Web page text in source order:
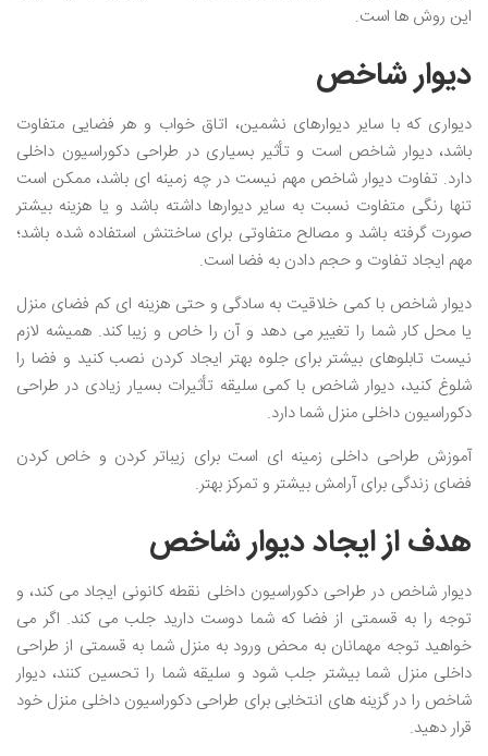
این روش ها است.
دیوار شاخص
دیواری که با سایر دیوارهای نشمین، اتاق خواب و هر فضایی متفاوت
باشد، دیوار شاخص است و تأثیر بسیاری در طراحی دکوراسیون داخلی
دارد. تفاوت دیوار شاخص مهم نیست در چه زمینه ای باشد، ممکن است
تنها رنگی متفاوت نسبت به سایر دیوارها داشته باشد و یا هزینه بیشتر
صورت گرفته باشد و مصالح متفاوتی برای ساختنش استفاده شده باشد؛
مهم ایجاد تفاوت و حجم دادن به فضا است.
دیوار شاخص با کمی خلاقیت به سادگی و حتی هزینه ای کم فضای منزل
یا محل کار شما را تغییر می دهد و آن را خاص و زیبا کند. همیشه لازم
نیست تابلوهای بیشتر برای جلوه بهتر ایجاد کردن نصب کنید و فضا را
شلوغ کنید، دیوار شاخص با کمی سلیقه تأثیرات بسیار زیادی در طراحی
دکوراسیون داخلی منزل شما دارد.
آموزش طراحی داخلی زمینه ای است برای زیباتر کردن و خاص کردن
فضای زندگی برای آرامش بیشتر و تمرکز بهتر.
هدف از ایجاد دیوار شاخص
دیوار شاخص در طراحی دکوراسیون داخلی نقطه کانونی ایجاد می کند، و
توجه را به قسمتی از فضا که شما دوست دارید جلب می کند. اگر می
خواهید توجه مهمانان به محض ورود به منزل شما به قسمتی از طراحی
داخلی منزل شما بیشتر جلب شود و سلیقه شما را تحسین کنند، دیوار
شاخص را در گزینه های انتخابی برای طراحی دکوراسیون داخلی منزل خود
قرار دهید.